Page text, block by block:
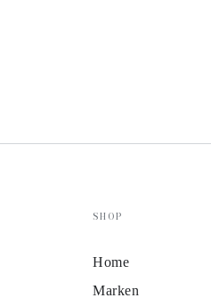
SHOP
Home
Marken